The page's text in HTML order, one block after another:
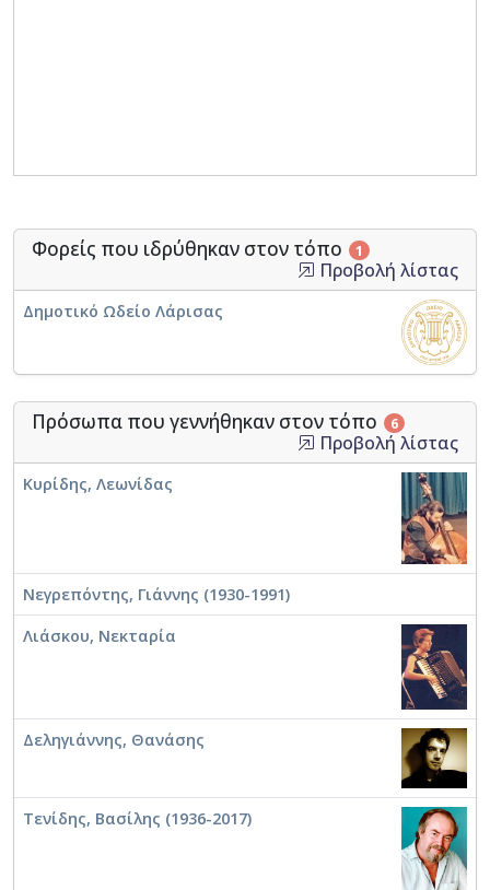
Φορείς που ιδρύθηκαν στον τόπο 1
Προβολή λίστας
Δημοτικό Ωδείο Λάρισας
Πρόσωπα που γεννήθηκαν στον τόπο 6
Προβολή λίστας
Κυρίδης, Λεωνίδας
Νεγρεπόντης, Γιάννης (1930-1991)
Λιάσκου, Νεκταρία
Δεληγιάννης, Θανάσης
Τενίδης, Βασίλης (1936-2017)